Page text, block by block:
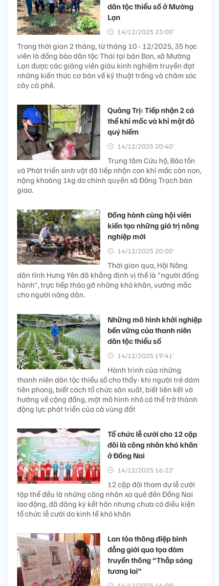
dân tộc thiểu số ở Mường
Lạn
14/12/2025 23:00’
Trong thời gian 2 tháng, từ tháng 10 - 12/2025, 35 học
viên là đồng bào dân tộc Thái tại bản Bon, xã Mường
Lạn được các giảng viên giàu kinh nghiệm truyền đạt
những kiến thức cơ bản về kỹ thuật trồng và chăm sóc
cây cà phê.
Quảng Trị: Tiếp nhận 2 cá
thể khỉ mốc và khỉ mặt đỏ
quý hiếm
14/12/2025 20:40’
Trung tâm Cứu hộ, Bảo tồn
và Phát triển sinh vật đã tiếp nhận con khỉ mốc còn non,
nặng khoảng 1kg do chính quyền xã Đông Trạch bàn
giao.
Đồng hành cùng hội viên
kiến tạo những giá trị nông
nghiệp mới
14/12/2025 20:00’
Thời gian qua, Hội Nông
dân tỉnh Hưng Yên đã khẳng định vị thế là "người đồng
hành", trực tiếp tháo gỡ những khó khăn, vướng mắc
cho người nông dân.
Những mô hình khởi nghiệp
bền vững của thanh niên
dân tộc thiểu số
14/12/2025 19:41’
Hành trình của những
thanh niên dân tộc thiểu số cho thấy: khi người trẻ dám
tiên phong, biết cách tổ chức sản xuất, biết liên kết và
hướng về cộng đồng, một mô hình nhỏ có thể trở thành
động lực phát triển của cả vùng đất
Tổ chức lễ cưới cho 12 cặp
đôi là công nhân khó khăn
ở Đồng Nai
14/12/2025 16:22’
12 cặp đôi tham dự lễ cưới
tập thể đều là những công nhân xa quê đến Đồng Nai
lao động, đã đăng ký kết hôn nhưng chưa có điều kiện
tổ chức lễ cưới do kinh tế khó khăn
Lan tỏa thông điệp bình
đẳng giới qua tọa đàm
truyền thông “Thắp sáng
tương lai”